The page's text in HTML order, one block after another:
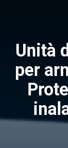
Unità
per